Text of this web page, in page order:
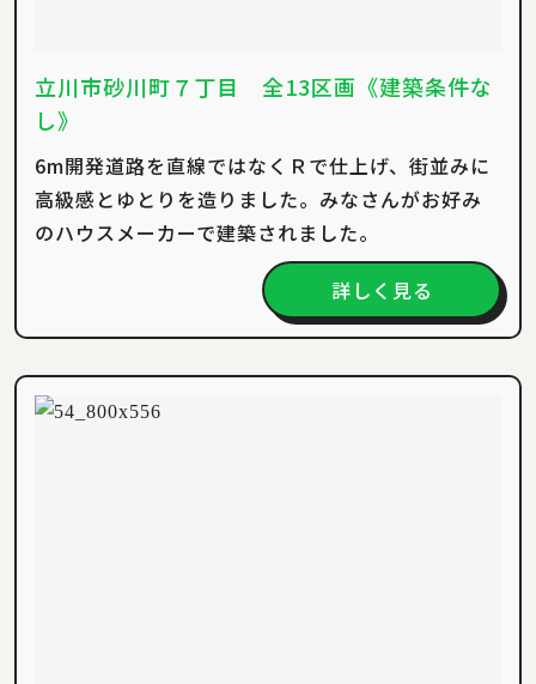
立川市砂川町７丁目 全13区画《建築条件な
し》
6m開発道路を直線ではなくＲで仕上げ、街並みに
高級感とゆとりを造りました。みなさんがお好み
のハウスメーカーで建築されました。
詳しく見る